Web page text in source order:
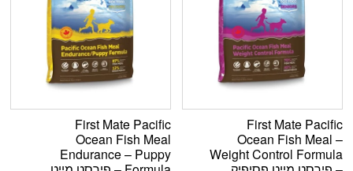
First Mate Pacific
Ocean Fish Meal –
Weight Control Formula
First Mate Pacific
Ocean Fish Meal
Endurance – Puppy